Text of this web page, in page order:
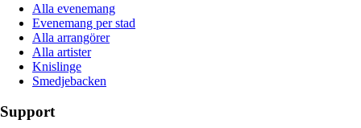
Alla evenemang
Evenemang per stad
Alla arrangörer
Alla artister
Knislinge
Smedjebacken
Support